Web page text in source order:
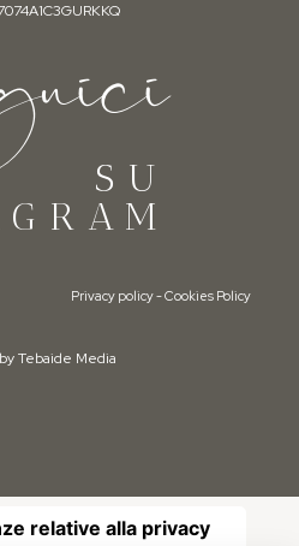
SU
Privacy policy-Cookies Policy
Tebaide Media
relative alla privacy